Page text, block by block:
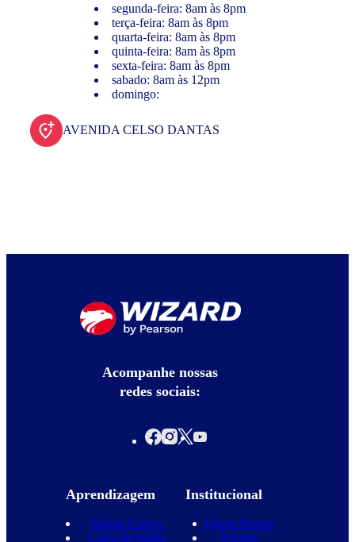
segunda-feira: 8am às 8pm
terça-feira: 8am às 8pm
quarta-feira: 8am às 8pm
quinta-feira: 8am às 8pm
sexta-feira: 8am às 8pm
sabado: 8am às 12pm
domingo:
AVENIDA CELSO DANTAS
Acompanhe nossas
redes sociais:
Aprendizagem
Nossos Cursos
Curso de Inglês
Institucional
Quem Somos
Equipe